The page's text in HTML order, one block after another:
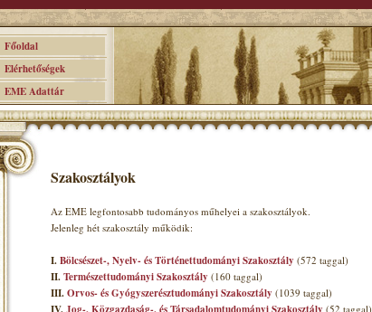
Főoldal
Elérhetőségek
EME Adattár
Szakosztályok
Az EME legfontosabb tudományos műhelyei a szakosztályok.
Jelenleg hét szakosztály működik:
I.Bölcsészet-, Nyelv- és Történettudományi Szakosztály (572 taggal)
II.Természettudományi Szakosztály (160 taggal)
III.Orvos- és Gyógyszerésztudományi Szakosztály (1039 taggal)
(52 taggal)